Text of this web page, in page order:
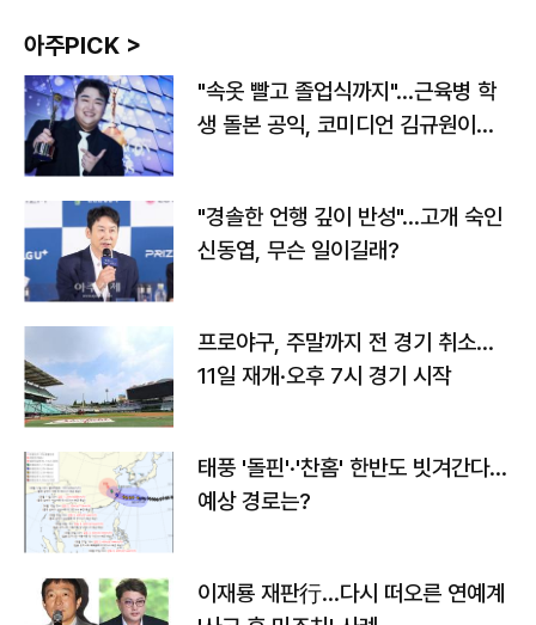
아주PICK >
"속옷 빨고 졸업식까지"…근육병 학
생 돌본 공익, 코미디언 김규원이었
"경솔한 언행 깊이 반성"…고개 숙인
신동엽, 무슨 일이길래?
프로야구, 주말까지 전 경기 취소…
11일 재개·오후 7시 경기 시작
태풍 '돌핀'·'찬홈' 한반도 빗겨간다…
예상 경로는?
이재룡 재판行…다시 떠오른 연예계